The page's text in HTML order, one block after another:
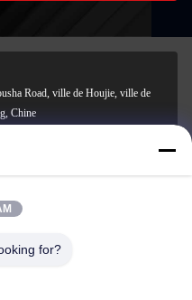
Road, ville de Houjie, ville de
Chine
for?